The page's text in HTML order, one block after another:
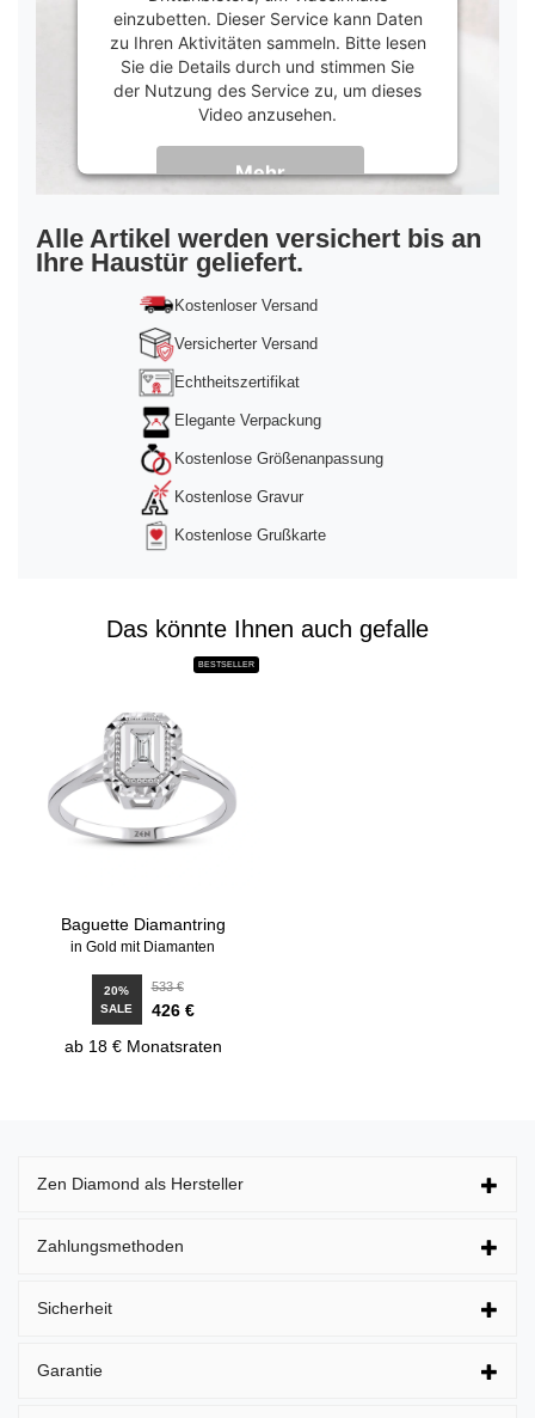
einzubetten. Dieser Service kann Daten
zu Ihren Aktivitäten sammeln. Bitte lesen
Sie die Details durch und stimmen Sie
der Nutzung des Service zu, um dieses
Video anzusehen.
Mehr
Informationen
Akzeptieren
powered byUsercentrics Consent
Management Platform&Trusted Shops
Alle Artikel werden versichert bis an
Ihre Haustür geliefert.
Kostenloser Versand
Versicherter Versand
Echtheitszertifikat
Elegante Verpackung
Kostenlose Größenanpassung
Kostenlose Gravur
Kostenlose Grußkarte
Das könnte Ihnen auch gefalle
BESTSELLER
Baguette Diamantring
in Gold mit Diamanten
20%
SALE
533 €
426 €
ab 18 € Monatsraten
Zen Diamond als Hersteller
Zahlungsmethoden
Sicherheit
Garantie